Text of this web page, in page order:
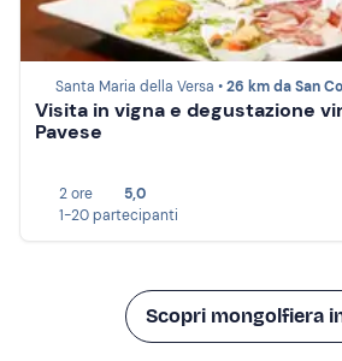
Santa Maria della Versa •26 km da San
Visita in vigna e degustazione
Pavese
2 ore
5,0
1-20 partecipanti
Scopri mongolfiera